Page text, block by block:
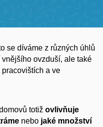
se díváme z různých úhlů
ovzduší, ale také
a ve
totiž ovlivňuje
nebo jaké množství